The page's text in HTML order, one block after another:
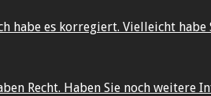
habe es korregiert. Vielleicht habe
Recht. Haben Sie noch weitere